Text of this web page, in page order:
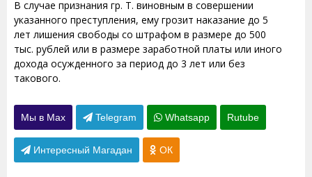
В случае признания гр. Т. виновным в совершении
указанного преступления, ему грозит наказание до 5
лет лишения свободы со штрафом в размере до 500
тыс. рублей или в размере заработной платы или иного
дохода осужденного за период до 3 лет или без
такового.
Мы в Max Telegram Whatsapp Rutube
Интересный Магадан ОК